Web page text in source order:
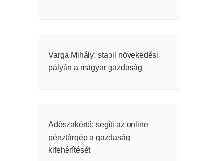
Varga Mihály: stabil növekedési
pályán a magyar gazdaság
Adószakértő: segíti az online
pénztárgép a gazdaság
kifehérítését